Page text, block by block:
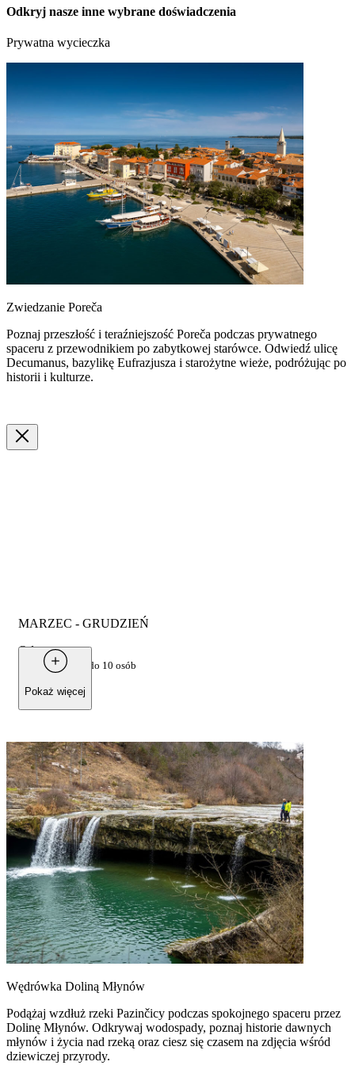
Odkryj nasze inne wybrane doświadczenia
Prywatna wycieczka
Zwiedzanie Poreča
Poznaj przeszłość i teraźniejszość Poreča podczas prywatnego
spaceru z przewodnikiem po zabytkowej starówce. Odwiedź ulicę
Decumanus, bazylikę Eufrazjusza i starożytne wieże, podróżując po
historii i kulturze.
MARZEC - GRUDZIEŃ
Od
150 € za grupę do 10 osób
Pokaż więcej
Wędrówka Doliną Młynów
Podążaj wzdłuż rzeki Pazinčicy podczas spokojnego spaceru przez
Dolinę Młynów. Odkrywaj wodospady, poznaj historie dawnych
młynów i życia nad rzeką oraz ciesz się czasem na zdjęcia wśród
dziewiczej przyrody.